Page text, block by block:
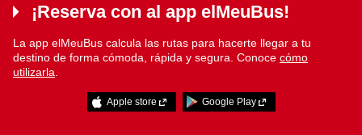
¡Reserva con al app elMeuBus!
La app elMeuBus calcula las rutas para hacerte llegar a tu
destino de forma cómoda, rápida y segura. Conoce cómo
utilizarla
Apple store Google Play